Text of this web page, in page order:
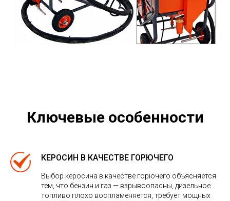
Ключевые особенности
КЕРОСИН В КАЧЕСТВЕ ГОРЮЧЕГО
Выбор керосина в качестве горючего объясняется
тем, что бензин и газ — взрывоопасны, дизельное
топливо плохо воспламеняется, требует мощных